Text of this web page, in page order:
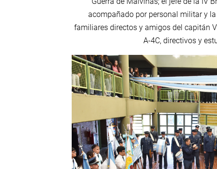
acompañado por personal militar y
familiares directos y amigos del capitán
A-4C, directivos y